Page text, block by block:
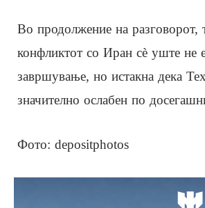
Во продолжение на разговорот,
конфликтот со Иран сè уште не
завршување, но истакна дека
значително ослабен по
Фото: depositphotos